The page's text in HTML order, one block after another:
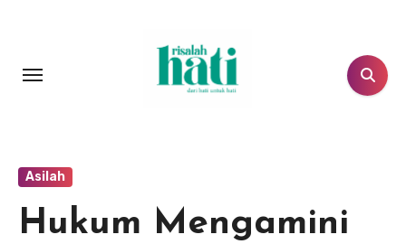
Asilah
Hukum Mengamini